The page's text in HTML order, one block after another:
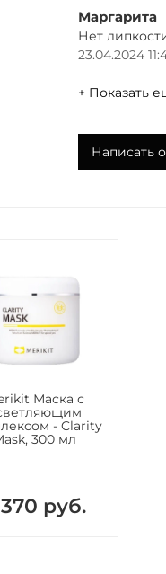
Масло
Состав
Water
Helianthus
Sodium
60
Root Extract
Gall Extract
Leaf Extract
Маргарита
Нет
23.04.2024
+ Показать
Написать
Маска с
- Clarity
300 мл
руб.